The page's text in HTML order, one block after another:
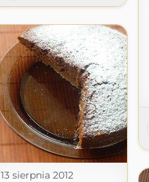
13 sierpnia 2012